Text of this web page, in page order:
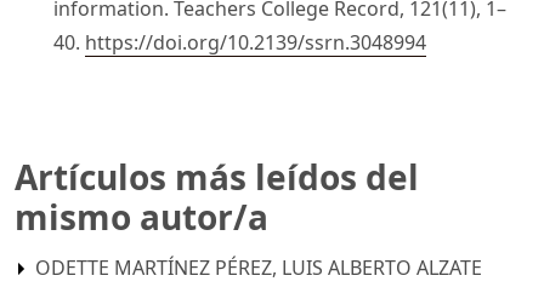
information. Teachers College Record, 121(11), 1–
40. https://doi.org/10.2139/ssrn.3048994
Artículos más leídos del
mismo autor/a
ODETTE MARTÍNEZ PÉREZ, LUIS ALBERTO ALZATE